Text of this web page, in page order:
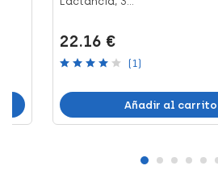
22.16 €
(1)
Añadir al carrito